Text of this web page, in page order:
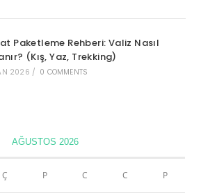
Paketleme Rehberi: Valiz Nasıl
(Kış, Yaz, Trekking)
2026 / 0 COMMENTS
AĞUSTOS 2026
Ç P C C P